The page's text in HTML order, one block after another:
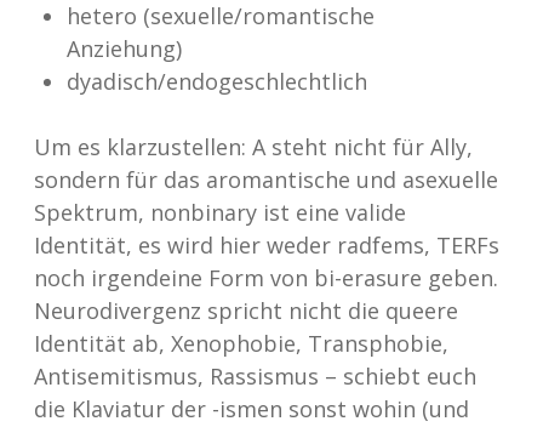
hetero (sexuelle/romantische
Anziehung)
dyadisch/endogeschlechtlich
Um es klarzustellen: A steht nicht für Ally,
sondern für das aromantische und asexuelle
Spektrum, nonbinary ist eine valide
Identität, es wird hier weder radfems, TERFs
noch irgendeine Form von bi-erasure geben.
Neurodivergenz spricht nicht die queere
Identität ab, Xenophobie, Transphobie,
Antisemitismus, Rassismus – schiebt euch
die Klaviatur der -ismen sonst wohin (und